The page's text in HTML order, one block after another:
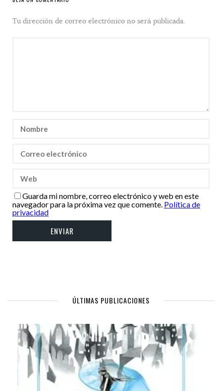
Tu dirección de correo electrónico no será publicada.
Guarda mi nombre, correo electrónico y web en este
navegador para la próxima vez que comente. Política de
privacidad
ÚLTIMAS PUBLICACIONES